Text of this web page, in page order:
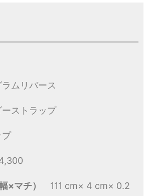
ムリバース
ストラップ
×マチ） 111 cm× 4 cm× 0.2